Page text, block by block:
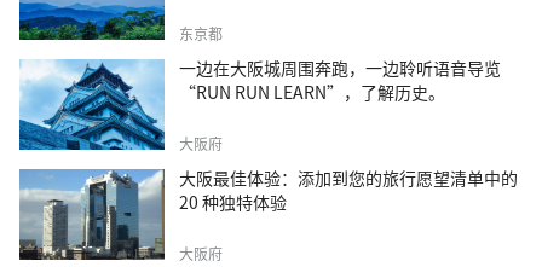
东京都
一边在大阪城周围奔跑，一边聆听语音导览
“RUN RUN LEARN”，了解历史。
大阪府
大阪最佳体验：添加到您的旅行愿望清单中的
20 种独特体验
大阪府